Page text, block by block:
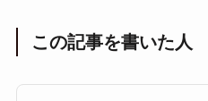
この記事を書いた人